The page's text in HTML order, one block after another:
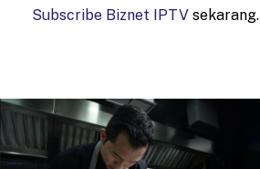
Subscribe Biznet IPTVsekarang.